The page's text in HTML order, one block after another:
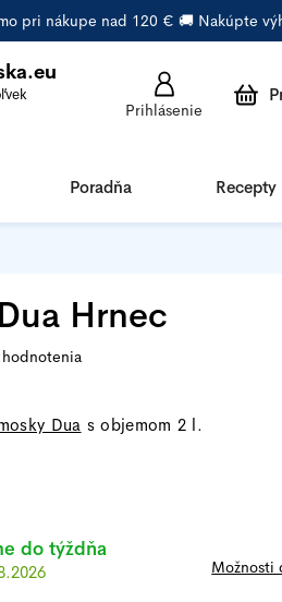
pri nákupe nad 120 € 🚚 Nakúpte
Prihlásenie
Poradňa Recepty
Hrnec
Dua s objemom 2 l.
do týždňa
Možnosti